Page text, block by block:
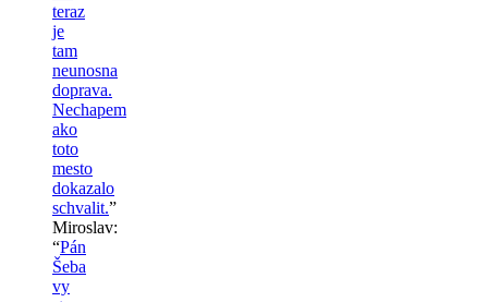
teraz
je
tam
neunosna
doprava.
Nechapem
ako
toto
mesto
dokazalo
schvalit.”
Miroslav:
“Pán
Šeba
vy